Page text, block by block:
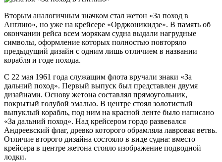
Вторым аналогичным значком стал жетон «За поход в
Англию», но уже на крейсере «Орджоникидзе». В память об
окончании рейса всем морякам судна выдали нагрудные
символы, оформление которых полностью повторяло
предыдущий дизайн с одним лишь отличием в названии
корабля и годе похода.
С 22 мая 1961 года служащим флота вручали знаки «За
дальний поход». Первый выпуск был представлен двумя
дизайнами. Основу жетона составлял прямоугольник,
покрытый голубой эмалью. В центре стоял золотистый
выпуклый корабль, под ним на красной ленте было написано
«За дальний поход». Над крейсером гордо развевался
Андреевский флаг, древко которого обрамляла лавровая ветвь.
Отличие второго дизайна состояло в виде судна: вместо
крейсера в центре жетона стояло изображение подводной
лодки.